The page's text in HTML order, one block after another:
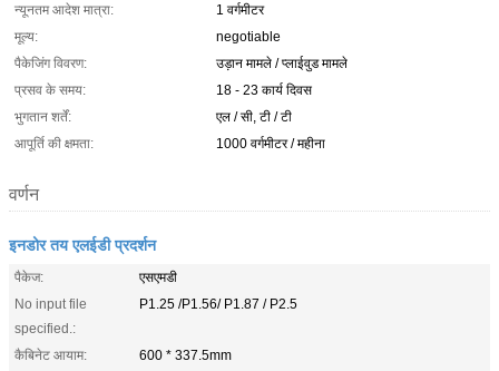
न्यूनतम आदेश मात्रा:
1 वर्गमीटर
मूल्य:
negotiable
पैकेजिंग विवरण:
उड़ान मामले / प्लाईवुड मामले
प्रसव के समय:
18 - 23 कार्य दिवस
भुगतान शर्तें:
एल / सी, टी / टी
आपूर्ति की क्षमता:
1000 वर्गमीटर / महीना
वर्णन
इनडोर तय एलईडी प्रदर्शन
पैकेज:
एसएमडी
No input file
specified.:
P1.25 /P1.56/ P1.87 / P2.5
कैबिनेट आयाम:
600 * 337.5mm